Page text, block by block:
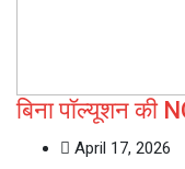
बिना पॉल्यूशन की
April 17, 2026